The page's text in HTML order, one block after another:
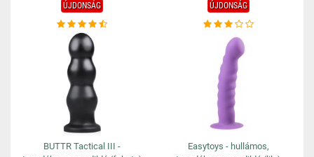
ÚJDONSÁG
BUTTR Tactical III -
ÚJDONSÁG
Easytoys - hullámos,